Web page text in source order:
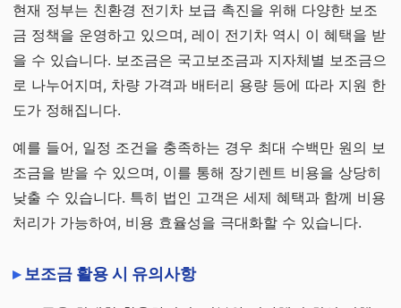
현재 정부는 친환경 전기차 보급 촉진을 위해 다양한 보조
금 정책을 운영하고 있으며, 레이 전기차 역시 이 혜택을 받
을 수 있습니다. 보조금은 국고보조금과 지자체별 보조금으
로 나누어지며, 차량 가격과 배터리 용량 등에 따라 지원 한
도가 정해집니다.
예를 들어, 일정 조건을 충족하는 경우 최대 수백만 원의 보
조금을 받을 수 있으며, 이를 통해 장기렌트 비용을 상당히
낮출 수 있습니다. 특히 법인 고객은 세제 혜택과 함께 비용
처리가 가능하여, 비용 효율성을 극대화할 수 있습니다.
보조금 활용 시 유의사항